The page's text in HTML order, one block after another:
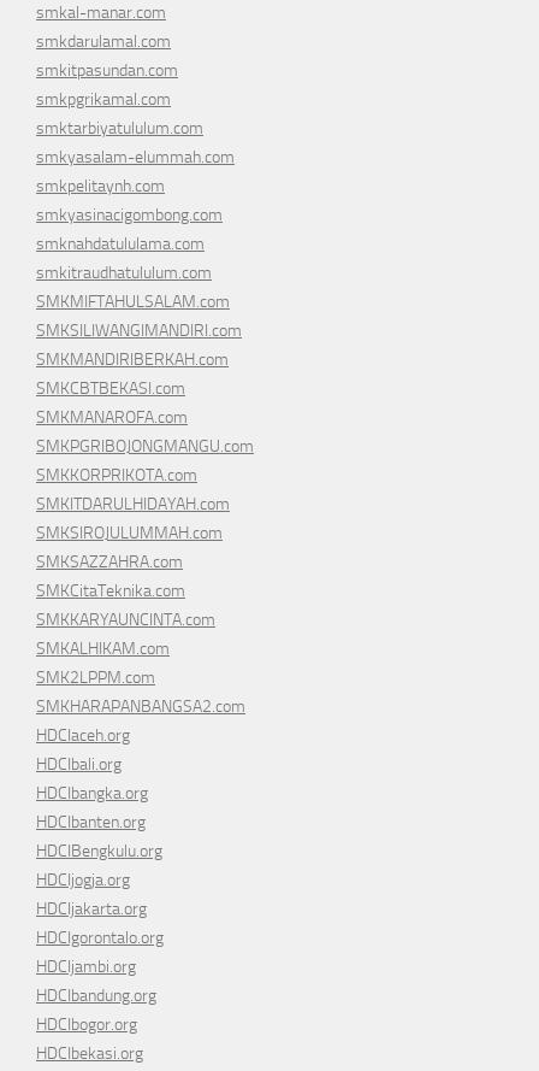
smkal-manar.com
smkdarulamal.com
smkitpasundan.com
smkpgrikamal.com
smktarbiyatululum.com
smkyasalam-elummah.com
smkpelitaynh.com
smkyasinacigombong.com
smknahdatululama.com
smkitraudhatululum.com
SMKMIFTAHULSALAM.com
SMKSILIWANGIMANDIRI.com
SMKMANDIRIBERKAH.com
SMKCBTBEKASI.com
SMKMANAROFA.com
SMKPGRIBOJONGMANGU.com
SMKKORPRIKOTA.com
SMKITDARULHIDAYAH.com
SMKSIROJULUMMAH.com
SMKSAZZAHRA.com
SMKCitaTeknika.com
SMKKARYAUNCINTA.com
SMKALHIKAM.com
SMK2LPPM.com
SMKHARAPANBANGSA2.com
HDCIaceh.org
HDCIbali.org
HDCIbangka.org
HDCIbanten.org
HDCIBengkulu.org
HDCIjogja.org
HDCIjakarta.org
HDCIgorontalo.org
HDCIjambi.org
HDCIbandung.org
HDCIbogor.org
HDCIbekasi.org